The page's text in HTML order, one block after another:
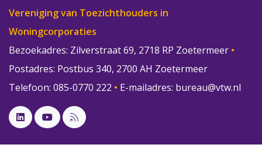
Vereniging van Toezichthouders in
Woningcorporaties
Bezoekadres: Zilverstraat 69, 2718 RP Zoetermeer •
Postadres: Postbus 340, 2700 AH Zoetermeer
Telefoon: 085-0770 222 • E-mailadres: bureau@vtw.nl